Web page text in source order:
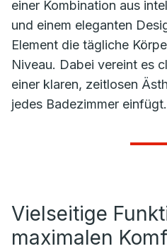
einer Kombination aus
und einem eleganten
Element die tägliche
Niveau. Dabei vereint es
einer klaren, zeitlosen
jedes Badezimmer einfügt.
Vielseitige
maximalen